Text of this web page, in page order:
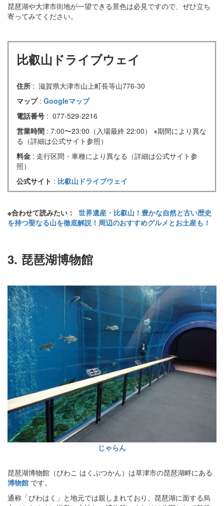
琵琶湖や大津市街地が一望できる景色は必見ですので、ぜひ立ち
寄ってみてください。
比叡山ドライブウェイ
住所 : 滋賀県大津市山上町長等山776-30
マップ : Googleマップ
電話番号 : 077-529-2216
営業時間 : 7:00〜23:00（入場最終 22:00） ※期間により異な
る（詳細は公式サイト参照）
料金 : 走行区間・車種により異なる（詳細は公式サイト参
照）
公式サイト : 比叡山ドライブウェイ
※合わせて読みたい： 世界遺産・比叡山！豊かな自然と古い歴史
を持つ聖なる山を徹底解説！周辺のおすすめグルメとお土産も！
3. 琵琶湖博物館
じゃらん
琵琶湖博物館（びわこ はくぶつかん）は草津市の琵琶湖畔にある
博物館 です。
通称「びわはく」と地元では親しまれており、琵琶湖に面する烏